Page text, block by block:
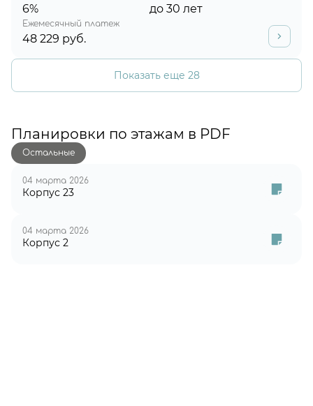
6% до 30 лет
Ежемесячный платеж
48 229 руб.
Показать еще 28
Планировки по этажам в PDF
Остальные
04 марта 2026
Корпус 23
04 марта 2026
Корпус 2